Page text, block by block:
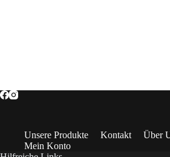
Unsere Produkte Kontakt
Über
Mein Konto